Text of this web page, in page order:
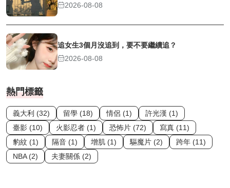
2026-08-08
追女生3個月沒追到，要不要繼續追？
2026-08-08
熱門標籤
義大利 (32) 留學 (18) 情侶 (1)
許光漢 (1)
臺影 (10)
火影忍者 (1) 恐怖片 (72)
寫真 (11)
豹紋 (1)
隔音 (1) 增肌 (1) 驅魔片 (2)
跨年 (11)
NBA (2)
夫妻關係 (2)